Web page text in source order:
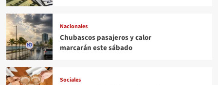
Nacionales
Chubascos pasajeros y calor
marcarán este sábado
Sociales